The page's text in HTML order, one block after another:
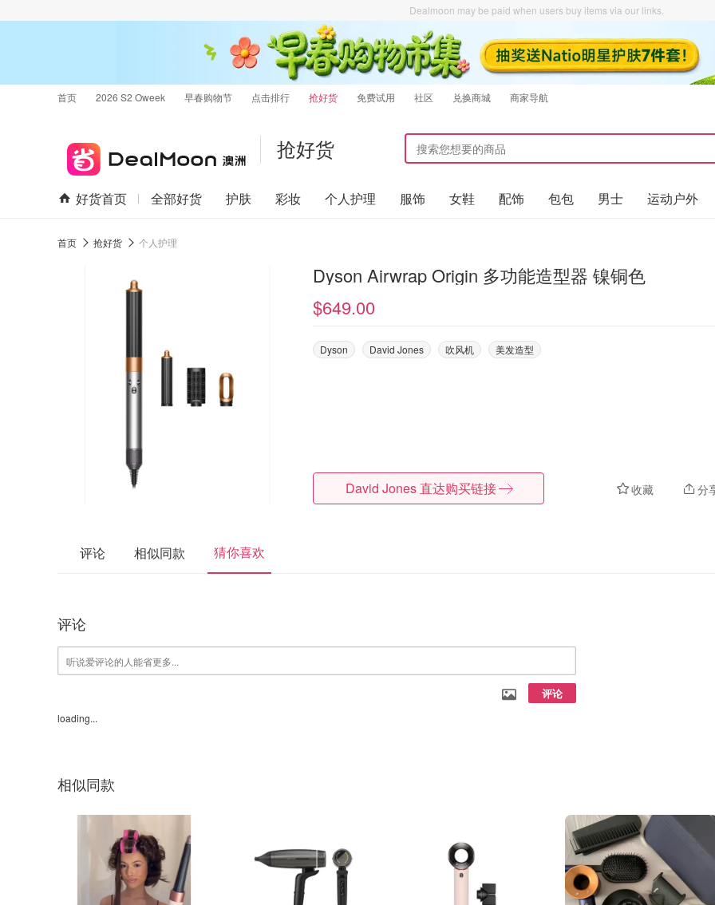
Dealmoon may be paid when users buy items via our links.
首页 2026 S2 Oweek 早春购物节 点击排行 抢好货 免费试用 社区 兑换商城 商家导航
抢好货
好货首页 全部好货 护肤 彩妆 个人护理 服饰 女鞋 配饰 包包 男士 运动户外
首页 抢好货 个人护理
Dyson Airwrap Origin 多功能造型器 镍铜色
$649.00
Dyson David Jones 吹风机 美发造型
收藏 分
David Jones 直达购买链接
评论 相似同款 猜你喜欢
评论
评论
loading...
相似同款